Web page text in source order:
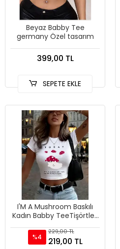
Beyaz Babby Tee
germany Özel tasarım
399,00 TL
SEPETE EKLE
I'M A Mushroom Baskılı
Kadın Babby TeeTişörtleri
Esnek Üstler O-Yaka Kısa
K
%4
229,00 TL
219,00 TL